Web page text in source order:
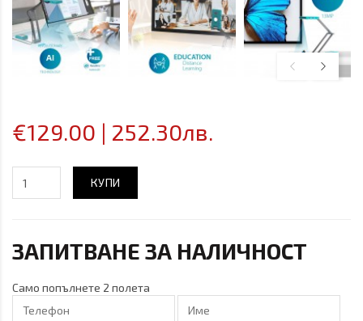
€129.00 | 252.30лв.
КУПИ
ЗАПИТВАНЕ ЗА НАЛИЧНОСТ
Само попълнете 2 полета